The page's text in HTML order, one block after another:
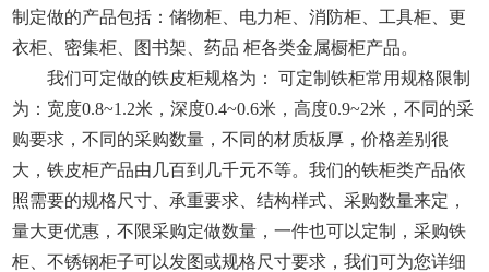
制定做的产品包括：储物柜、电力柜、消防柜、工具柜、更
衣柜、密集柜、图书架、药品 柜各类金属橱柜产品。
我们可定做的铁皮柜规格为： 可定制铁柜常用规格限制
为：宽度0.8~1.2米，深度0.4~0.6米，高度0.9~2米，不同的采
购要求，不同的采购数量，不同的材质板厚，价格差别很
大，铁皮柜产品由几百到几千元不等。我们的铁柜类产品依
照需要的规格尺寸、承重要求、结构样式、采购数量来定，
量大更优惠，不限采购定做数量，一件也可以定制，采购铁
柜、不锈钢柜子可以发图或规格尺寸要求，我们可为您详细